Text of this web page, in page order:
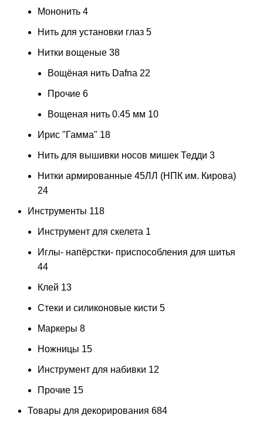
Мононить 4
Нить для установки глаз 5
Нитки вощеные 38
Вощёная нить Dafna 22
Прочие 6
Вощеная нить 0.45 мм 10
Ирис "Гамма" 18
Нить для вышивки носов мишек Тедди 3
Нитки армированные 45ЛЛ (НПК им. Кирова)
24
Инструменты 118
Инструмент для скелета 1
Иглы- напёрстки- приспособления для шитья
44
Клей 13
Стеки и силиконовые кисти 5
Маркеры 8
Ножницы 15
Инструмент для набивки 12
Прочие 15
Товары для декорирования 684